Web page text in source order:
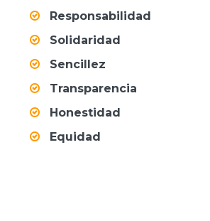
Responsabilidad
Solidaridad
Sencillez
Transparencia
Honestidad
Equidad